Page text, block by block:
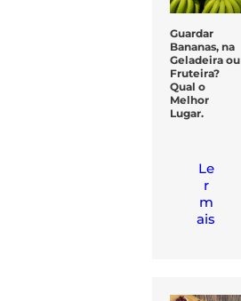
Guardar
Bananas, na
Geladeira ou
Fruteira?
Qual o
Melhor
Lugar.
Le
r
m
ais